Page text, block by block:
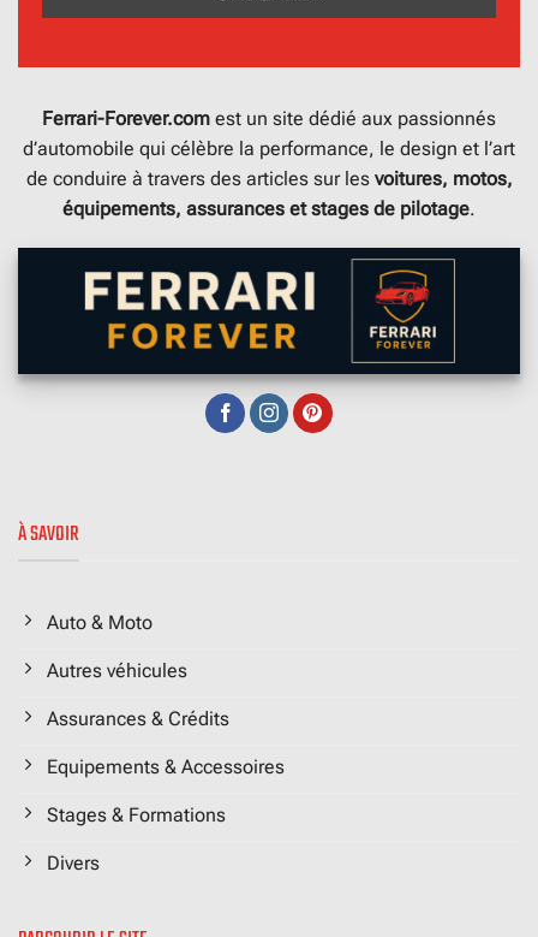
Ferrari-Forever.com est un site dédié aux passionnés
d’automobile qui célèbre la performance, le design et l’art
de conduire à travers des articles sur les voitures, motos,
équipements, assurances et stages de pilotage.
À SAVOIR
Auto & Moto
Autres véhicules
Assurances & Crédits
Equipements & Accessoires
Stages & Formations
Divers